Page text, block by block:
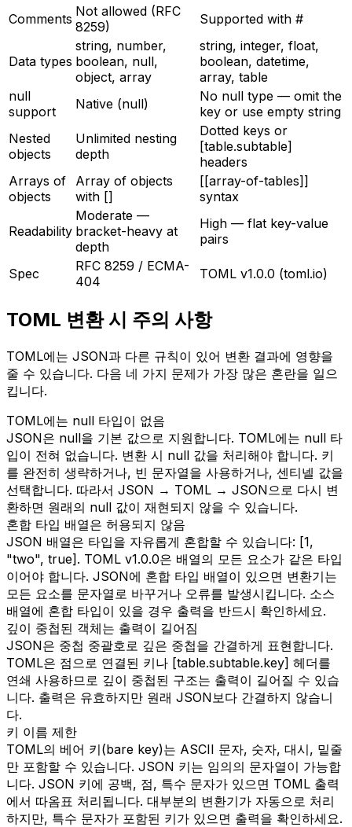
Comments Not allowed (RFC
8259)
Supported with #
Data types
string, number,
boolean, null,
object, array
string, integer, float,
boolean, datetime,
array, table
null
support
Native (null)
No null type — omit the
key or use empty string
Nested
objects
Unlimited nesting
depth
Dotted keys or
[table.subtable]
headers
Arrays of
objects
Array of objects
with []
[[array-of-tables]]
syntax
Readability
Moderate —
bracket-heavy at
depth
High — flat key-value
pairs
Spec
RFC 8259 / ECMA-
404
TOML v1.0.0 (toml.io)
TOML 변환 시 주의 사항
TOML에는 JSON과 다른 규칙이 있어 변환 결과에 영향을
줄 수 있습니다. 다음 네 가지 문제가 가장 많은 혼란을 일으
킵니다.
TOML에는 null 타입이 없음
JSON은 null을 기본 값으로 지원합니다. TOML에는 null 타
입이 전혀 없습니다. 변환 시 null 값을 처리해야 합니다. 키
를 완전히 생략하거나, 빈 문자열을 사용하거나, 센티넬 값을
선택합니다. 따라서 JSON → TOML → JSON으로 다시 변
환하면 원래의 null 값이 재현되지 않을 수 있습니다.
혼합 타입 배열은 허용되지 않음
JSON 배열은 타입을 자유롭게 혼합할 수 있습니다: [1,
"two", true]. TOML v1.0.0은 배열의 모든 요소가 같은 타입
이어야 합니다. JSON에 혼합 타입 배열이 있으면 변환기는
모든 요소를 문자열로 바꾸거나 오류를 발생시킵니다. 소스
배열에 혼합 타입이 있을 경우 출력을 반드시 확인하세요.
깊이 중첩된 객체는 출력이 길어짐
JSON은 중첩 중괄호로 깊은 중첩을 간결하게 표현합니다.
TOML은 점으로 연결된 키나 [table.subtable.key] 헤더를
연쇄 사용하므로 깊이 중첩된 구조는 출력이 길어질 수 있습
니다. 출력은 유효하지만 원래 JSON보다 간결하지 않습니
다.
키 이름 제한
TOML의 베어 키(bare key)는 ASCII 문자, 숫자, 대시, 밑줄
만 포함할 수 있습니다. JSON 키는 임의의 문자열이 가능합
니다. JSON 키에 공백, 점, 특수 문자가 있으면 TOML 출력
에서 따옴표 처리됩니다. 대부분의 변환기가 자동으로 처리
하지만, 특수 문자가 포함된 키가 있으면 출력을 확인하세요.